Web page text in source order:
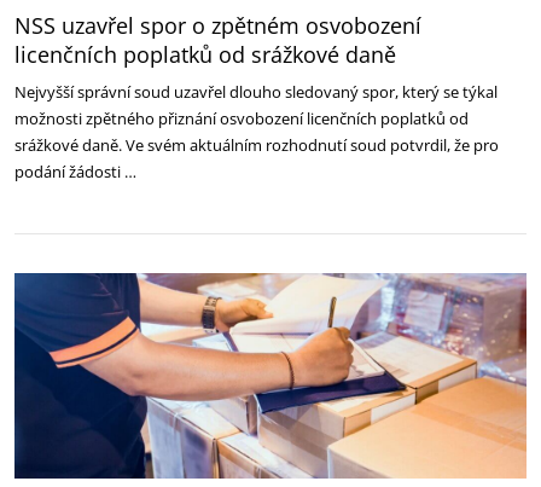
NSS uzavřel spor o zpětném osvobození
licenčních poplatků od srážkové daně
Nejvyšší správní soud uzavřel dlouho sledovaný spor, který se týkal
možnosti zpětného přiznání osvobození licenčních poplatků od
srážkové daně. Ve svém aktuálním rozhodnutí soud potvrdil, že pro
podání žádosti …